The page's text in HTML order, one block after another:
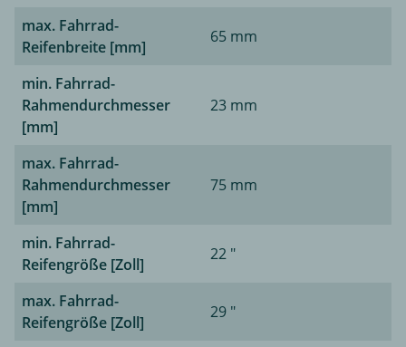
max. Fahrrad-
Reifenbreite [mm]
65 mm
min. Fahrrad-
Rahmendurchmesser
[mm]
23 mm
max. Fahrrad-
Rahmendurchmesser
[mm]
75 mm
min. Fahrrad-
Reifengröße [Zoll]
22 "
max. Fahrrad-
Reifengröße [Zoll]
29 "